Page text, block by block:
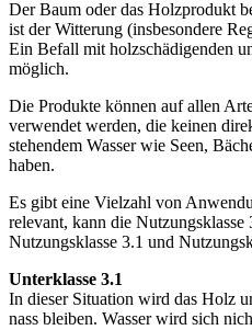
Der Baum oder das Holzprodukt
ist der Witterung (insbesondere
Ein Befall mit holzschädigenden
möglich.
Die Produkte können auf allen
verwendet werden, die keinen
stehendem Wasser wie Seen,
haben.
Es gibt eine Vielzahl von
relevant, kann die
Nutzungsklasse 3.1 und
Unterklasse 3.1
In dieser Situation wird das Holz
nass bleiben. Wasser wird sich